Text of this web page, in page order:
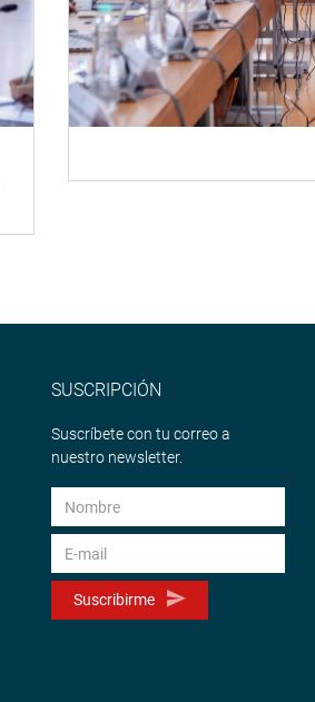
SUSCRIPCIÓN
Suscríbete con tu correo a
nuestro newsletter.
Suscribirme